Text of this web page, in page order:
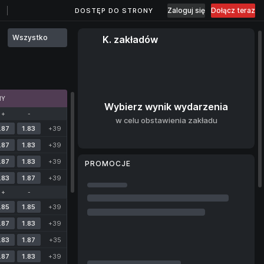
DOSTĘP DO STRONY Zaloguj się Dołącz teraz
Wszystko
+ -
1.83
+39
1.83
+39
1.83
+39
1.87 +39
+ -
1.85
+39
1.83
+39
1.87
+35
1.83 +39
K. zakładów
Wybierz wynik wydarzenia
w celu obstawienia zakładu
PROMOCJE